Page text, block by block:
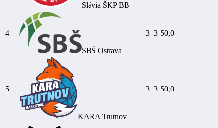
Slávia ŠKP BB
4
SBŠ Ostrava
3 3 50,0
5
KARA Trutnov
3 3 50,0